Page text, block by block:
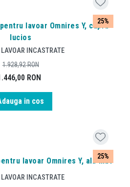
25%
lavoar Omnires Y, cupru
lucios
INCASTRATE
RON
1.928,92RON
in cos
25%
lavoar Omnires Y, alb mat
LAVOAR INCASTRATE